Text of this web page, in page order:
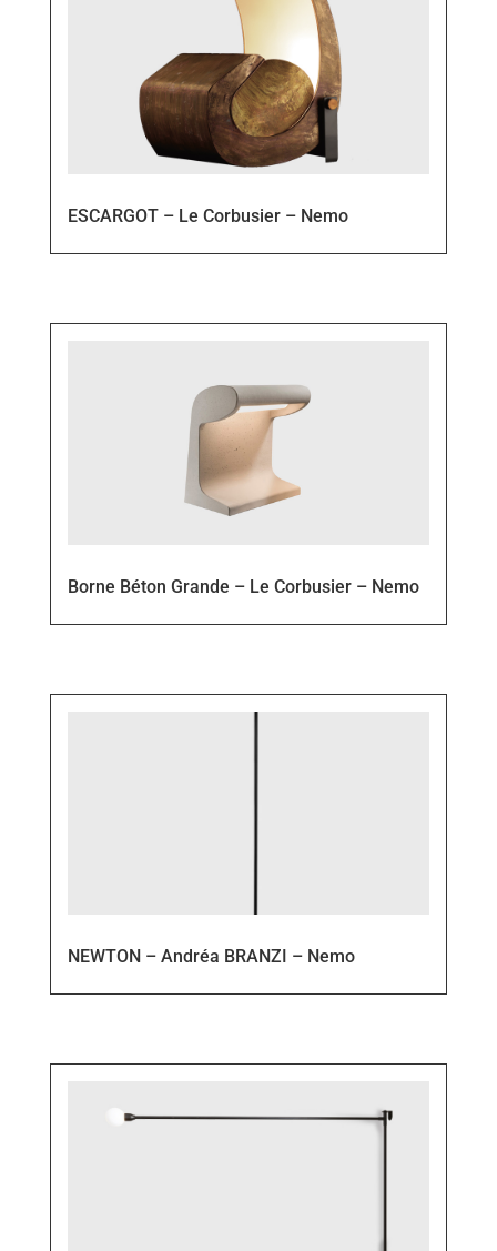
ESCARGOT – Le Corbusier – Nemo
Borne Béton Grande – Le Corbusier – Nemo
NEWTON – Andréa BRANZI – Nemo